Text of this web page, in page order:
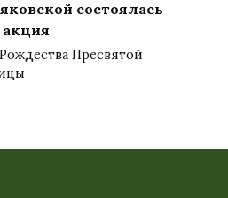
состоялась
Пресвятой